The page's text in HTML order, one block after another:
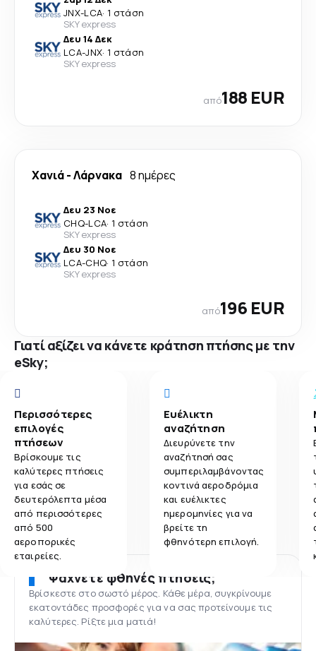
JNX-LCA· 1 στάση
SKY express
Δευ 14 Δεκ
LCA-JNX· 1 στάση
SKY express
από188 EUR
Χανιά-Λάρνακα 8 ημέρες
Δευ 23 Νοε
CHQ-LCA· 1 στάση
SKY express
Δευ 30 Νοε
LCA-CHQ· 1 στάση
SKY express
από196 EUR
Γιατί αξίζει να κάνετε κράτηση πτήσης με την
eSky;
Περισσότερες
επιλογές
πτήσεων
Βρίσκουμε τις
καλύτερες πτήσεις
για εσάς σε
δευτερόλεπτα μέσα
από περισσότερες
από 500
αεροπορικές
εταιρείες.
Ευέλικτη
αναζήτηση
Διευρύνετε την
αναζήτησή σας
συμπεριλαμβάνοντας
κοντινά αεροδρόμια
και ευέλικτες
ημερομηνίες για να
βρείτε τη
φθηνότερη επιλογή.
Ψάχνετε φθηνές πτήσεις;
Βρίσκεστε στο σωστό μέρος. Κάθε μέρα, συγκρίνουμε
εκατοντάδες προσφορές για να σας προτείνουμε τις
καλύτερες. Ρίξτε μια ματιά!